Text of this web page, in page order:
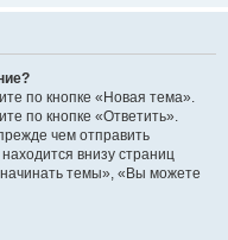
по кнопке «Новая тема».
по кнопке «Ответить».
чем отправить
внизу страниц
темы», «Вы можете